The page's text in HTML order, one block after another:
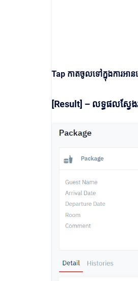
Tap កាតចូលទៅក្នុងការអាន
[Result] – លទ្ធផលស្វែង